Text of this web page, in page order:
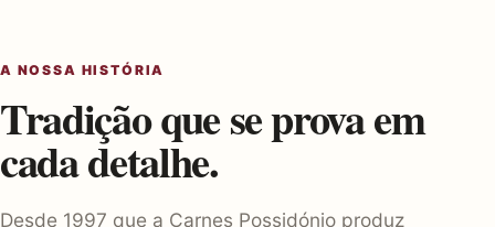
A NOSSA HISTÓRIA
Tradição que se prova em
cada detalhe.
Desde 1997 que a Carnes Possidónio produz